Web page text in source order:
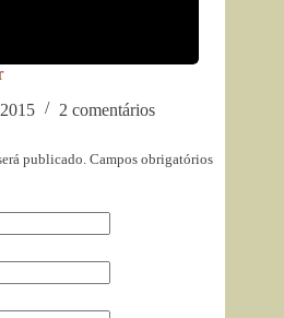
2 comentários
publicado. Campos obrigatórios